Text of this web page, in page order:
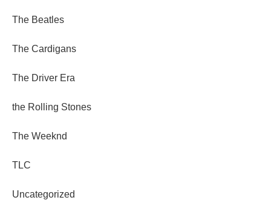
The Beatles
The Cardigans
The Driver Era
the Rolling Stones
The Weeknd
TLC
Uncategorized